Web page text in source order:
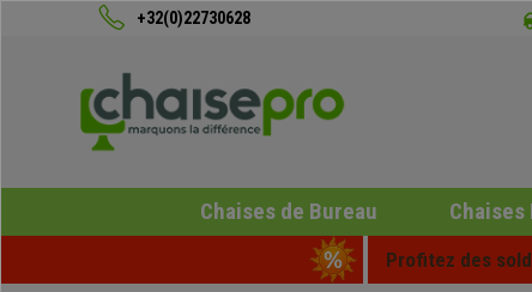
+32(0)22730628
Chaises de Bureau
Profitez des